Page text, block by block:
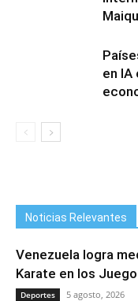
en
Noticias Relevantes
Venezuela logra
Karate en los
Deportes 5 agosto, 2026